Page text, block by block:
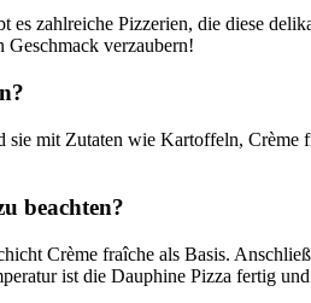
zahlreiche Pizzerien, die diese
Geschmack verzaubern!
mit Zutaten wie Kartoffeln,
beachten?
Crème fraîche als Basis.
ist die Dauphine Pizza fertig